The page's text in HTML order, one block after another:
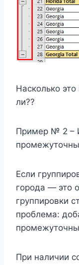
Насколько
ли??
Пример № 2 –
Если
города — это
группировки
проблема:
При наличии